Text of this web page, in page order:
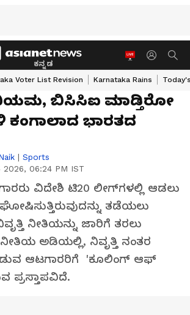
ಕನ್ನಡ
Voter List Revision Karnataka Rains
ನಿಯಮ, ಬಿಸಿಸಿಐ ಮಾಡ್ತಿರೋ
ಕಂಗಾಲಾದ ಭಾರತದ
| Sports
2026, 06:24 PM IST
ವಿದೇಶಿ ಟಿ20 ಲೀಗ್‌ಗಳಲ್ಲಿ ಆಡಲು
ಘೋಷಿಸುತ್ತಿರುವುದನ್ನು ತಡೆಯಲು
ನೀತಿಯನ್ನು ಜಾರಿಗೆ ತರಲು
ಅಡಿಯಲ್ಲಿ, ನಿವೃತ್ತಿ ನಂತರ
ಆಟಗಾರರಿಗೆ 'ಕೂಲಿಂಗ್ ಆಫ್
ಪ್ರಸ್ತಾಪವಿದೆ.